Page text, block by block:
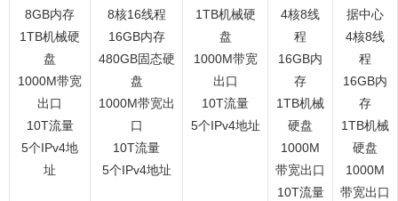
8GB内存
1TB机械硬
盘
1000M带宽
出口
10T流量
5个IPv4地
址
8核16线程
16GB内存
480GB固态硬
盘
1000M带宽出
口
10T流量
5个IPv4地址
1TB机械硬
盘
1000M带宽
出口
10T流量
5个IPv4地址
4核8线
程
16GB内
存
1TB机械
硬盘
1000M
带宽出口
10T流量
据中心
4核8线
程
16GB内
存
1TB机械
硬盘
1000M
带宽出口